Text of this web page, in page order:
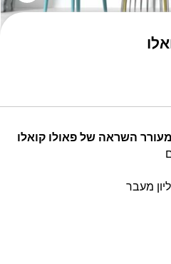
השראה של פאולו קואלו
מעבר